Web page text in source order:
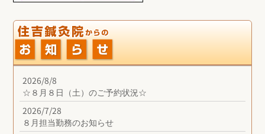
2026/8/8
☆８月８日（土）のご予約状況☆
2026/7/28
８月担当勤務のお知らせ